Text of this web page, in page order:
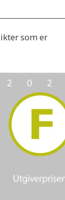
som er